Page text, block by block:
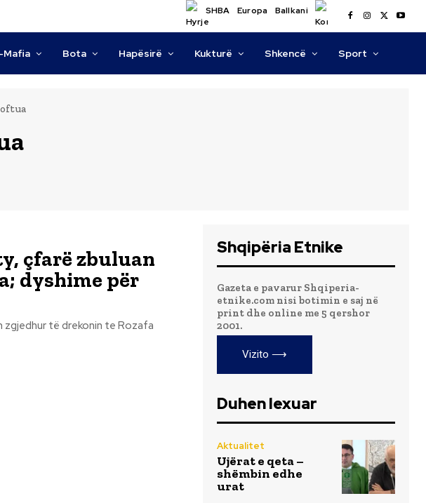
SHBA Europa Ballkani
Mafia Bota Hapësirë Kukturë Shkencë Sport
çfarë zbuluan
dyshime për
zgjedhur të drekonin te Rozafa
Shqipëria Etnike
Gazeta e pavarur Shqiperia-
etnike.com nisi botimin e saj në
print dhe online me 5 qershor
2001.
Vizito ⟶
Duhen lexuar
Aktualitet
Ujërat e qeta –
shëmbin edhe
urat